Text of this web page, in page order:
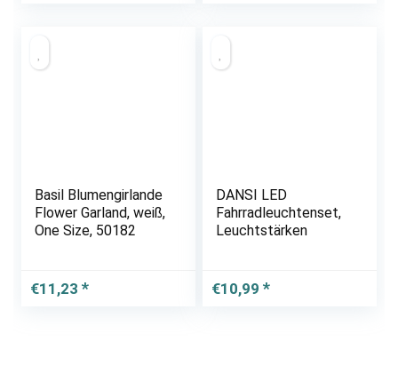
Basil Blumengirlande
Flower Garland, weiß,
One Size, 50182
€11,23
DANSI LED
Fahrradleuchtenset,
Leuchtstärken
€10,99